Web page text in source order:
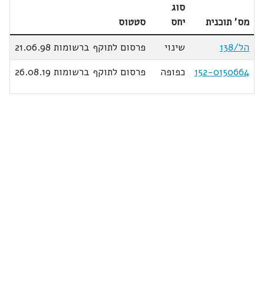
מס' תוכנית
סוג
יחס
סטטוס
הל/138
שינוי
פרסום לתוקף ברשומות 21.06.98
152-0150664
כפופה פרסום לתוקף ברשומות 26.08.19